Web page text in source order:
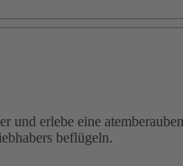
und erlebe eine
beflügeln.